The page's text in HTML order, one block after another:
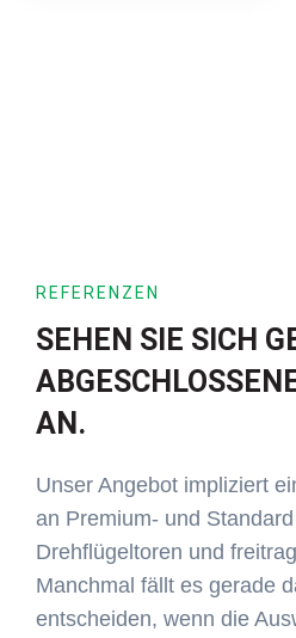
REFERENZEN
SEHEN SIE SICH
AN.
Unser Angebot impliziert
an Premium- und
Drehflügeltoren und
Manchmal fällt es gerade
entscheiden, wenn die